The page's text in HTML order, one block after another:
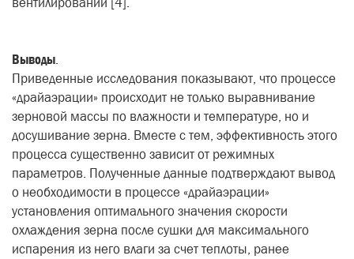
Выводы.
Приведенные исследования показывают, что процессе
«драйаэрации» происходит не только выравнивание
зерновой массы по влажности и температуре, но и
досушивание зерна. Вместе с тем, эффективность этого
процесса существенно зависит от режимных
параметров. Полученные данные подтверждают вывод
о необходимости в процессе «драйаэрации»
установления оптимального значения скорости
охлаждения зерна после сушки для максимального
испарения из него влаги за счет теплоты, ранее